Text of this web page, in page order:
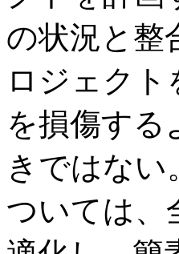
の状況と整
ロジェク
を損傷する
きではな
ついては、